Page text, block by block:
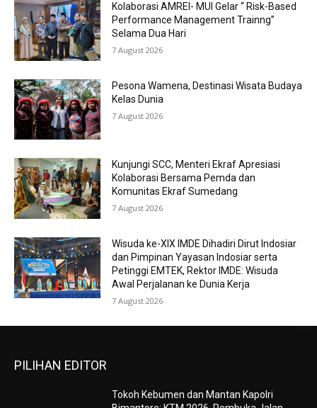
Kolaborasi AMREI- MUI Gelar “ Risk-Based
Performance Management Trainng”
Selama Dua Hari
7 August 2026
Pesona Wamena, Destinasi Wisata Budaya
Kelas Dunia
7 August 2026
Kunjungi SCC, Menteri Ekraf Apresiasi
Kolaborasi Bersama Pemda dan
Komunitas Ekraf Sumedang
7 August 2026
Wisuda ke-XIX IMDE Dihadiri Dirut Indosiar
dan Pimpinan Yayasan Indosiar serta
Petinggi EMTEK, Rektor IMDE: Wisuda
Awal Perjalanan ke Dunia Kerja
7 August 2026
PILIHAN EDITOR
Tokoh Kebumen dan Mantan Kapolri